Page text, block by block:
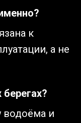
к
а не
водоёма и